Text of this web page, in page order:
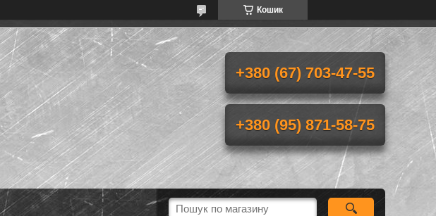
Кошик
+380 (67) 703-47-55
+380 (95) 871-58-75